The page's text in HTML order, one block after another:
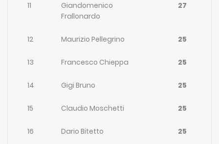
11
Giandomenico
Frallonardo
27
12 Maurizio Pellegrino 25
13 Francesco Chieppa 25
14 Gigi Bruno 25
15 Claudio Moschetti 25
16 Dario Bitetto 25